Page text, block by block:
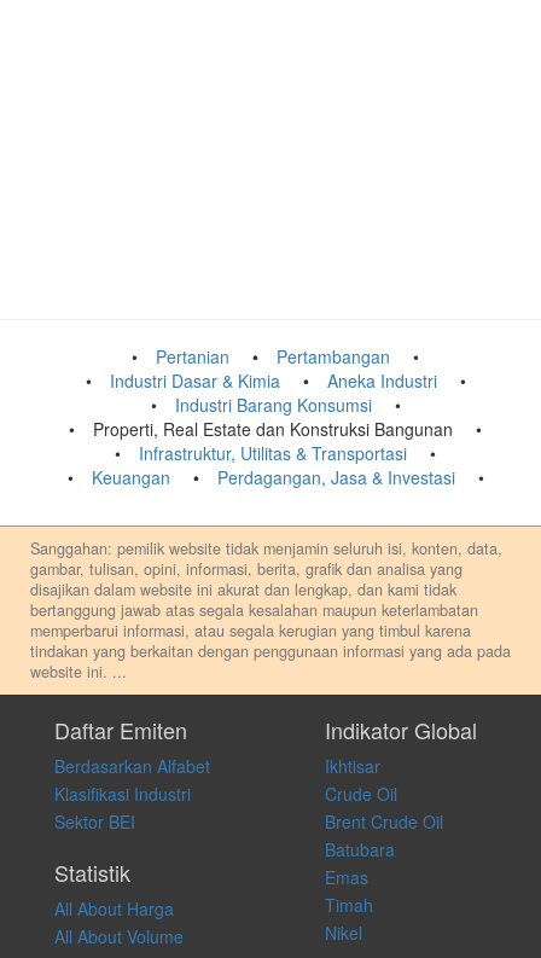
Pertanian
Pertambangan
Industri Dasar & Kimia
Aneka Industri
Industri Barang Konsumsi
Properti, Real Estate dan Konstruksi Bangunan
Infrastruktur, Utilitas & Transportasi
Keuangan
Perdagangan, Jasa & Investasi
Sanggahan: pemilik website tidak menjamin seluruh isi, konten, data,
gambar, tulisan, opini, informasi, berita, grafik dan analisa yang
disajikan dalam website ini akurat dan lengkap, dan kami tidak
bertanggung jawab atas segala kesalahan maupun keterlambatan
memperbarui informasi, atau segala kerugian yang timbul karena
tindakan yang berkaitan dengan penggunaan informasi yang ada pada
website ini. ...
pribadi. Kami tidak memberi anjuran, saran, rekomendasi untuk
membeli, menjual atau melakukan aktivitas lain yang terkait dengan
transaksi perdagangan apapun, dan kami tidak bertanggung jawab
atas keputusan investasi yang dilakukan dalam kondisi dan situasi
apapun juga, yang diakibatkan secara langsung maupun tidak
langsung atas konten pada website ini.
Daftar Emiten
Berdasarkan Alfabet
Klasifikasi Industri
Sektor BEI
Statistik
All About Harga
All About Volume
Indikator Global
Ikhtisar
Crude Oil
Brent Crude Oil
Batubara
Emas
Timah
Nikel